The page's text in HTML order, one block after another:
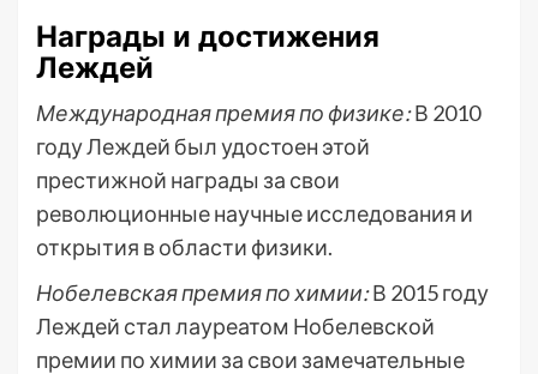
Награды и достижения
Леждей
Международная премия по физике:В 2010
году Леждей был удостоен этой
престижной награды за свои
революционные научные исследования и
открытия в области физики.
Нобелевская премия по химии:В 2015 году
Леждей стал лауреатом Нобелевской
премии по химии за свои замечательные